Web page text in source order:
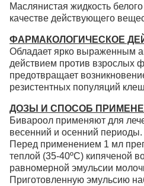
Маслянистая жидкость
качестве действующего
ФАРМАКОЛОГИЧЕСКОЕ
Обладает ярко выраженным
действием против взрослых
предотвращает
резистентных популяций
ДОЗЫ И СПОСОБ
Бивароол применяют для
весенний и осенний периоды.
Перед применением 1 мл
теплой (35-40ºС) кипяченой
равномерной эмульсии
Приготовленную эмульсию